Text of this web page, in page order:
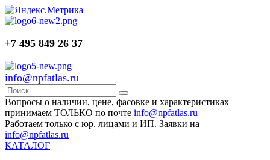
+7 495 849 26 37
info@npfatlas.ru
Вопросы о наличии, цене, фасовке и характеристиках
принимаем ТОЛЬКО по почте info@npfatlas.ru
Работаем только с юр. лицами и ИП. Заявки на
info@npfatlas.ru
КАТАЛОГ